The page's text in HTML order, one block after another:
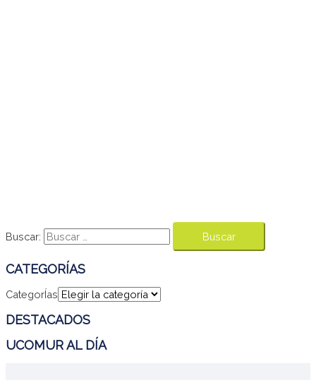
Buscar:
CATEGORÍAS
CategorÍas
DESTACADOS
UCOMUR AL DÍA